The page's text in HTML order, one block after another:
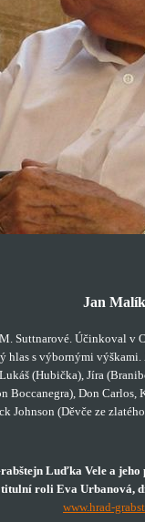
Jan Malík
Suttnarové. Účinkoval v
hlas s výbornými
(Hubička), Jíra
Boccanegra), Don Carlos,
Johnson (Děvče ze
Luďka Vele a jeho
roli Eva Urbanová,
www.hrad-